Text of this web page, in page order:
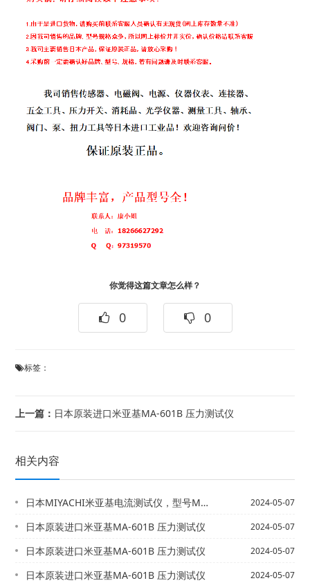
你觉得这篇文章怎么样？
0 0
标签：
上一篇： 日本原装进口米亚基MA-601B 压力测试仪
相关内容
日本MIYACHI米亚基电流测试仪，型号MM-601B-00-00（配MA-52... 2024-05-07
日本原装进口米亚基MA-601B 压力测试仪 2024-05-07
日本原装进口米亚基MA-601B 压力测试仪 2024-05-07
日本原装进口米亚基MA-601B 压力测试仪 2024-05-07